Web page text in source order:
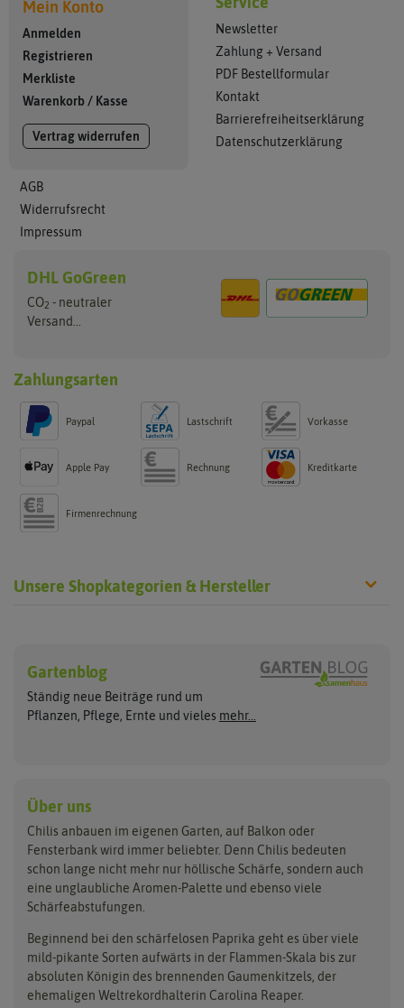
Mein Konto
Anmelden
Registrieren
Merkliste
Warenkorb / Kasse
Vertrag widerrufen
AGB
Widerrufsrecht
Impressum
Newsletter
Zahlung + Versand
PDF Bestellformular
Kontakt
Barrierefreiheitserklärung
Datenschutzerklärung
DHL GoGreen
CO2 - neutraler
Versand...
Zahlungsarten
Paypal Lastschrift Vorkasse
Apple Pay Rechnung Kreditkarte
Firmenrechnung
Unsere Shopkategorien & Hersteller
Wilde Sorten
Asiatische Sorten
Jalapenosamen
Habanerosamen
Asien Chilipflanzen
Habaneropflanzen
Jalapenopflanzen
Anzucht, Kultivierung
& Ernte
Pikieren
Auspflanzen
Arche Noah
ASB Greenworld
Buzzy Seeds
Carl Pabst
Clever Pots
COMPO
Culinaris - Saatgut für
De Bolster Bio-Samen
Gusta Garden
Hortitops
Jiffy
Ladbrooke Soil Blockers
Lehmann Natur
Saflax
Samen Maier
Gartenblog
Ständig neue Beiträge rund um
Pflanzen, Pflege, Ernte und vieles mehr...
Über uns
Chilis anbauen im eigenen Garten, auf Balkon oder
Fensterbank wird immer beliebter. Denn Chilis bedeuten
schon lange nicht mehr nur höllische Schärfe, sondern auch
eine unglaubliche Aromen-Palette und ebenso viele
Schärfeabstufungen.
Beginnend bei den schärfelosen Paprika geht es über viele
mild-pikante Sorten aufwärts in der Flammen-Skala bis zur
absoluten Königin des brennenden Gaumenkitzels, der
ehemaligen Weltrekordhalterin Carolina Reaper.